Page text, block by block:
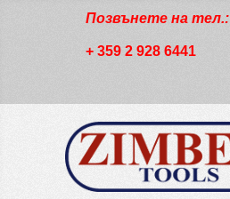
Позвънете на тел.:
+ 359 2 928 6441